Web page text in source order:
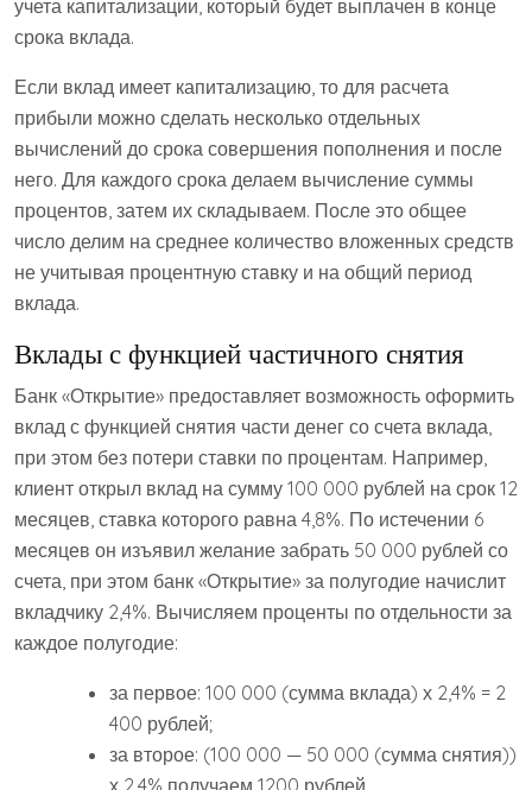
учета капитализации, который будет выплачен в конце
срока вклада.
Если вклад имеет капитализацию, то для расчета
прибыли можно сделать несколько отдельных
вычислений до срока совершения пополнения и после
него. Для каждого срока делаем вычисление суммы
процентов, затем их складываем. После это общее
число делим на среднее количество вложенных средств
не учитывая процентную ставку и на общий период
вклада.
Вклады с функцией частичного снятия
Банк «Открытие» предоставляет возможность оформить
вклад с функцией снятия части денег со счета вклада,
при этом без потери ставки по процентам. Например,
клиент открыл вклад на сумму 100 000 рублей на срок 12
месяцев, ставка которого равна 4,8%. По истечении 6
месяцев он изъявил желание забрать 50 000 рублей со
счета, при этом банк «Открытие» за полугодие начислит
вкладчику 2,4%. Вычисляем проценты по отдельности за
каждое полугодие:
за первое: 100 000 (сумма вклада) х 2,4% = 2
400 рублей;
за второе: (100 000 — 50 000 (сумма снятия))
х 2,4% получаем 1200 рублей.